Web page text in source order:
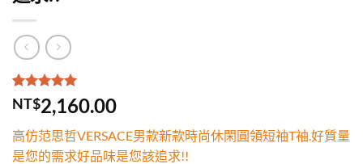
評分5.00 /
5，已有
1
位
分
NT$2,160.00
高仿范思哲VERSACE男款新款時尚休閑圓領短袖T袖.好質量
是您的需求好品味是您該追求!!